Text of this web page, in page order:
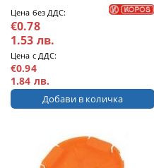
Цена без ДДС:
€0.78
1.53 лв.
Цена с ДДС:
€0.94
1.84 лв.